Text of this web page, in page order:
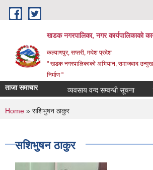
Skip to main content
खडक नगरपालिका, नगर कार्यपालिकाकाे
कल्याणपुर, सप्तरी, मधेश प्रदेश
" खडक नगरपालिकाको अभियान, समाजवाद
निर्माण "
ताजा समाचार व्यवसाय वन्द सम्वन्धी सूचना
You are here
Home » सशिभुषन ठाकुर
सशिभुषन ठाकुर